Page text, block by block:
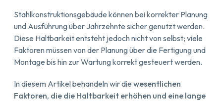
Stahlkonstruktionsgebäude können bei korrekter Planung
und Ausführung über Jahrzehnte sicher genutzt werden.
Diese Haltbarkeit entsteht jedoch nicht von selbst; viele
Faktoren müssen von der Planung über die Fertigung und
Montage bis hin zur Wartung korrekt gesteuert werden.
In diesem Artikel behandeln wir die wesentlichen
Faktoren, die die Haltbarkeit erhöhen und eine lange